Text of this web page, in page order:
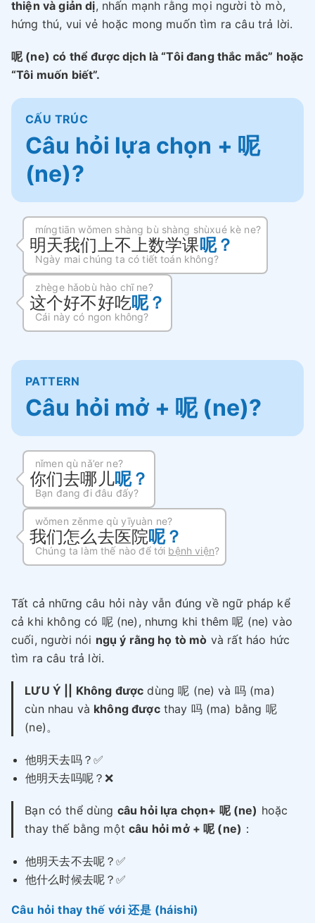
thiện và giản dị, nhấn mạnh rằng mọi người tò mò,
hứng thú, vui vẻ hoặc mong muốn tìm ra câu trả lời.
呢 (ne) có thể được dịch là “Tôi đang thắc mắc” hoặc
“Tôi muốn biết”.
CẤU TRÚC
Câu hỏi lựa chọn + 呢
(ne)?
míngtiān wǒmen shàng bù shàng shùxué kè ne?
明天我们上不上数学课呢？
Ngày mai chúng ta có tiết toán không?
zhège hǎobù hào chī ne?
这个好不好吃呢？
Cái này có ngon không?
PATTERN
Câu hỏi mở + 呢 (ne)?
nǐmen qù nǎ’er ne?
你们去哪儿呢？
Bạn đang đi đâu đấy?
wǒmen zěnme qù yīyuàn ne?
我们怎么去医院呢？
Chúng ta làm thế nào để tới bệnh viện?
Tất cả những câu hỏi này vẫn đúng về ngữ pháp kể
cả khi không có 呢 (ne), nhưng khi thêm 呢 (ne) vào
cuối, người nói ngụ ý rằng họ tò mò và rất háo hức
tìm ra câu trả lời.
LƯU Ý || Không được dùng 呢 (ne) và 吗 (ma)
cùn nhau và không đượcthay 吗 (ma) bằng 呢
(ne)。
他明天去吗？✅
他明天去吗呢？❌
Bạn có thể dùng câu hỏi lựa chọn+ 呢 (ne) hoặc
thay thế bằng mộtcâu hỏi mở + 呢 (ne) ：
他明天去不去呢？✅
他什么时候去呢？✅
Câu hỏi thay thế với 还是 (háishi)